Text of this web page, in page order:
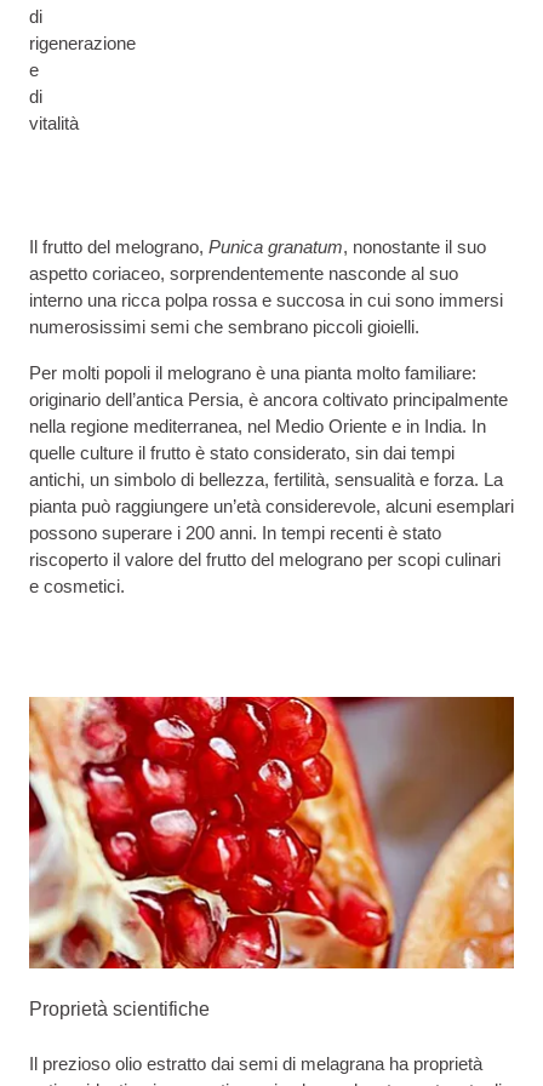
di
rigenerazione
e
di
vitalità
Il frutto del melograno, Punica granatum, nonostante il suo
aspetto coriaceo, sorprendentemente nasconde al suo
interno una ricca polpa rossa e succosa in cui sono immersi
numerosissimi semi che sembrano piccoli gioielli.
Per molti popoli il melograno è una pianta molto familiare:
originario dell’antica Persia, è ancora coltivato principalmente
nella regione mediterranea, nel Medio Oriente e in India. In
quelle culture il frutto è stato considerato, sin dai tempi
antichi, un simbolo di bellezza, fertilità, sensualità e forza. La
pianta può raggiungere un’età considerevole, alcuni esemplari
possono superare i 200 anni. In tempi recenti è stato
riscoperto il valore del frutto del melograno per scopi culinari
e cosmetici.
Proprietà scientifiche
Il prezioso olio estratto dai semi di melagrana ha proprietà